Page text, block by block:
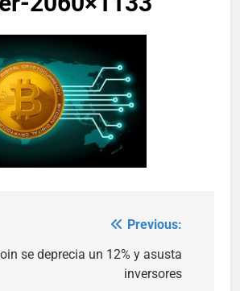
Previous:
se deprecia un 12% y asusta
inversores